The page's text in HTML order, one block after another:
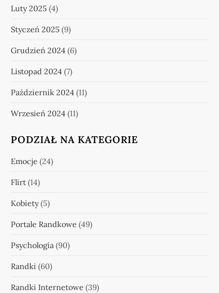
Luty 2025 (4)
Styczeń 2025 (9)
Grudzień 2024 (6)
Listopad 2024 (7)
Październik 2024 (11)
Wrzesień 2024 (11)
PODZIAŁ NA KATEGORIE
Emocje (24)
Flirt (14)
Kobiety(5)
Portale Randkowe (49)
Psychologia (90)
Randki (60)
Randki Internetowe (39)